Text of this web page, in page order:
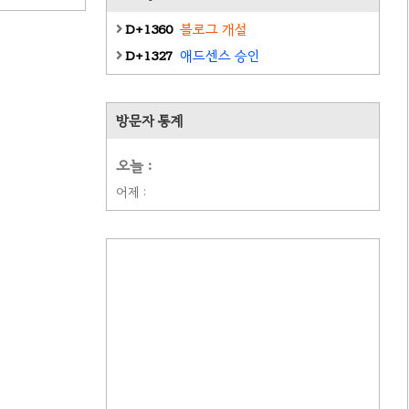
D+1360 블로그 개설
D+1327 애드센스 승인
방문자 통계
오늘 :
어제 :